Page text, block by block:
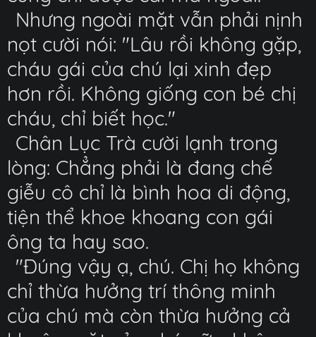
Nhưng ngoài mặt vẫn phải nịnh
nọt cười nói: "Lâu rồi không gặp,
cháu gái của chú lại xinh đẹp
hơn rồi. Không giống con bé chị
cháu, chỉ biết học."
Chân Lục Trà cười lạnh trong
lòng: Chẳng phải là đang chế
giễu cô chỉ là bình hoa di động,
tiện thể khoe khoang con gái
ông ta hay sao.
"Đúng vậy ạ, chú. Chị họ không
chỉ thừa hưởng trí thông minh
của chú mà còn thừa hưởng cả